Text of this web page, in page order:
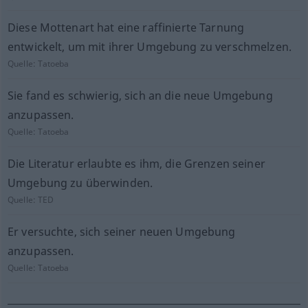
Diese Mottenart hat eine raffinierte Tarnung
entwickelt, um mit ihrer Umgebung zu verschmelzen.
Quelle:Tatoeba
Sie fand es schwierig, sich an die neue Umgebung
anzupassen.
Quelle:Tatoeba
Die Literatur erlaubte es ihm, die Grenzen seiner
Umgebung zu überwinden.
Quelle:TED
Er versuchte, sich seiner neuen Umgebung
anzupassen.
Quelle:Tatoeba